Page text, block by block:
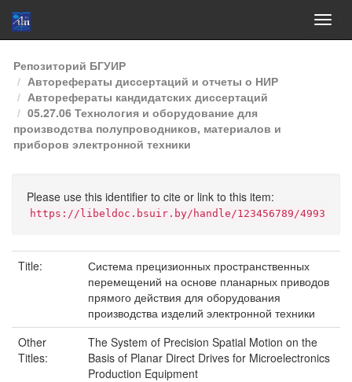
Skip
navigation
Репозиторий БГУИР
Авторефераты диссертаций и отчеты о НИР
Авторефераты кандидатских диссертаций
05.27.06 Технология и оборудование для
производства полупроводников, материалов и
приборов электронной техники
Please use this identifier to cite or link to this item:
https://libeldoc.bsuir.by/handle/123456789/4993
Title:
Система прецизионных пространственных
перемещений на основе планарных приводов
прямого действия для оборудования
производства изделий электронной техники
Other
Titles:
The System of Precision Spatial Motion on the
Basis of Planar Direct Drives for Microelectronics
Production Equipment